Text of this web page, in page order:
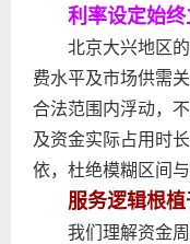
利率设定始
北京大兴地区
费水平及市场供需
合法范围内浮动，
及资金实际占用时
依，杜绝模糊区间与
服务逻辑根
我们理解资金